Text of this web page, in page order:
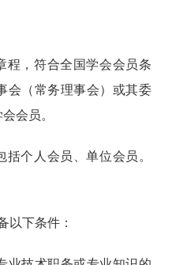
程，符合全国学会会员条
会（常务理事会）或其委
会员。
个人会员、单位会员。
以下条件：